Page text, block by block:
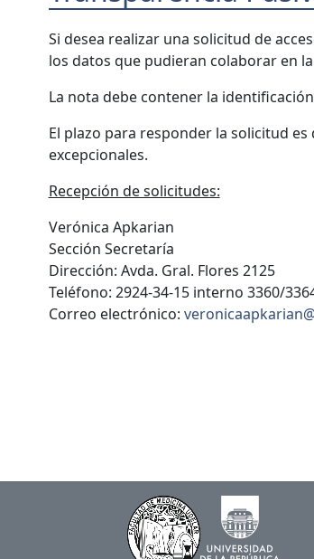
Si desea realizar una solicitud de
los datos que pudieran colaborar en
La nota debe contener la
El plazo para responder la solicitud
excepcionales.
Recepción de solicitudes:
Verónica Apkarian
Sección Secretaría
Dirección: Avda. Gral. Flores 2125
Teléfono: 2924-34-15 interno 3360/
Correo electrónico: